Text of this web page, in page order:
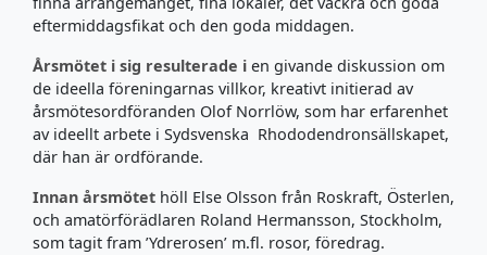
eftermiddagsfikat och den goda middagen.
Årsmötet i sig resulterade i en givande diskussion om
de ideella föreningarnas villkor, kreativt initierad av
årsmötesordföranden Olof Norrlöw, som har erfarenhet
av ideellt arbete i Sydsvenska Rhododendronsällskapet,
där han är ordförande.
Innan årsmötet höll Else Olsson från Roskraft, Österlen,
och amatörförädlaren Roland Hermansson, Stockholm,
som tagit fram ’Ydrerosen’ m.fl. rosor, föredrag.